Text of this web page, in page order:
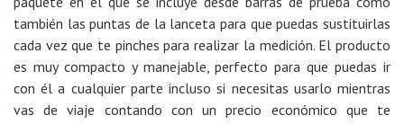
también las puntas de la lanceta para que puedas sustituirlas
cada vez que te pinches para realizar la medición. El producto
es muy compacto y manejable, perfecto para que puedas ir
con él a cualquier parte incluso si necesitas usarlo mientras
vas de viaje contando con un precio económico que te